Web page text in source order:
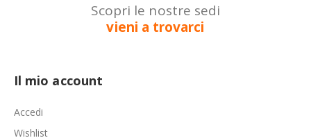
Scopri le nostre sedi
vieni a trovarci
Il mio account
Accedi
Wishlist